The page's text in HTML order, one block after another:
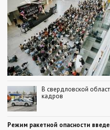
В свердловской
кадров
Режим ракетной опасности